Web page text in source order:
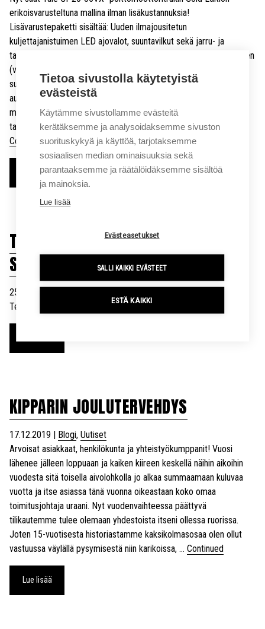
erikoisvarusteltuna mallina ilman lisäkustannuksia!
Lisävarustepaketti sisältää: Uuden ilmajousitetun
kuljettajanistuimen LED ajovalot, suuntavilkut sekä jarru- ja
takavalot Kuljettajan pin-kooditoiminnon Blue led huomiovalaisimen
(varoitus jalankulkijoille) Panoraamataustapeilin Voimansiirron
suojausjärjestelmän Ajonopeuden rajoittimen Maston
automaattisen keskitysjärjestelmän Gold Edition -malli sisältää
myös laajennetun takuun (2 vuotta / 4000 tuntia). Haluatko
tarjouksen trukista? Ota yhteyttä myyntiin! Yale Veracitor VX …
Continued
Lue lisää
TERVETULOA UUDISTUNEESEEN
SIGMAN MAAILMAAN!
25.02.2020
Tervetuloa tutustumaan uudistetulle nettisivullemme!
KIPPARIN JOULUTERVEHDYS
17.12.2019 | Blogi, Uutiset
Arvoisat asiakkaat, henkilökunta ja yhteistyökumppanit! Vuosi
lähenee jälleen loppuaan ja kaiken kiireen keskellä näihin aikoihin
vuodesta sitä toisella aivolohkolla jo alkaa summaamaan kuluvaa
vuotta ja itse asiassa tänä vuonna oikeastaan koko omaa
toimitusjohtaja uraani. Nyt vuodenvaihteessa päättyvä
tilikautemme tulee olemaan yhdestoista itseni ollessa ruorissa.
Joten 15-vuotisesta historiastamme kaksikolmasosaa olen ollut
vastuussa väylällä pysymisestä niin karikoissa, … Continued
Lue lisää
Tietoa sivustolla käytetyistä
evästeistä
Käytämme sivustollamme evästeitä
kerätäksemme ja analysoidaksemme sivuston
suorituskykyä ja käyttöä, tarjotaksemme
sosiaalisen median ominaisuuksia sekä
parantaaksemme ja räätälöidäksemme sisältöä
ja mainoksia.
Lue lisää
Evästeasetukset
SALLI KAIKKI EVÄSTEET
ESTÄ KAIKKI